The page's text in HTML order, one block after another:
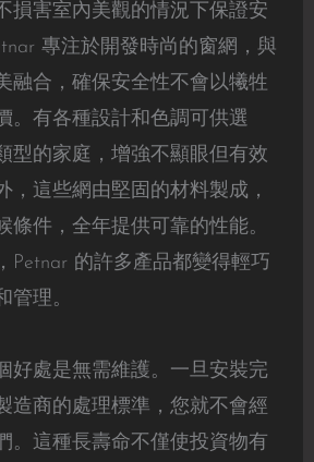
損害室內美觀的情況下保證安
專注於開發時尚的窗網，與
融合，確保安全性不會以犧牲
。有各種設計和色調可供選
型的家庭，增強不顯眼但有效
，這些網由堅固的材料製成，
條件，全年提供可靠的性能。
Petnar 的許多產品都變得輕巧
管理。
好處是無需維護。一旦安裝完
造商的處理標準，您就不會經
。這種長壽命不僅使投資物有